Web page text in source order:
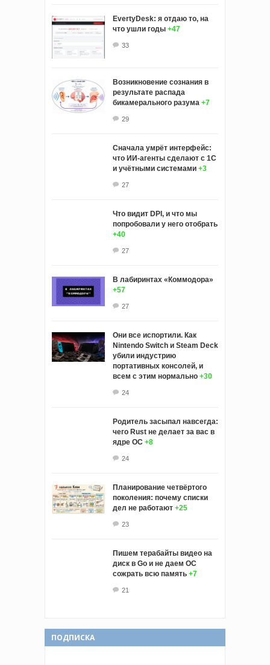
EvertyDesk: я отдаю то, на
что ушли годы +47
33
Возникновение сознания в
результате распада
бикамерального разума +7
29
Сначала умрёт интерфейс:
что ИИ-агенты сделают с 1С
и учётными системами +3
27
Что видит DPI, и что мы
попробовали у него отобрать
+40
27
В лабиринтах «Коммодора»
+57
27
Они все испортили. Как
Nintendo Switch и Steam Deck
убили индустрию
портативных консолей, и
всем с этим нормально +30
24
Родитель засыпал навсегда:
чего Rust не делает за вас в
ядре ОС +8
24
Планирование четвёртого
поколения: почему списки
дел не работают +25
23
Пишем терабайты видео на
диск в Go и не даем ОС
сожрать всю память +7
21
ПОДПИСКА